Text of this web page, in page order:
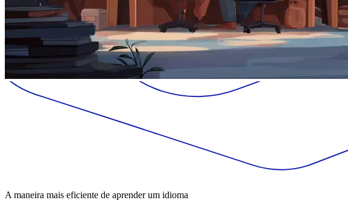
A maneira mais eficiente de aprender um idioma